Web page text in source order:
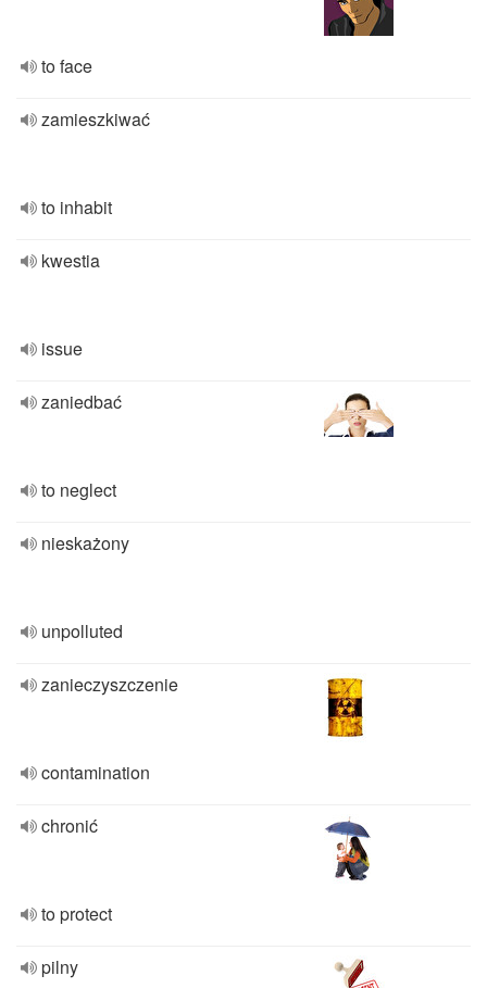
to face
zamieszkiwać
to inhabit
kwestia
issue
zaniedbać
to neglect
nieskażony
unpolluted
zanieczyszczenie
contamination
chronić
to protect
pilny